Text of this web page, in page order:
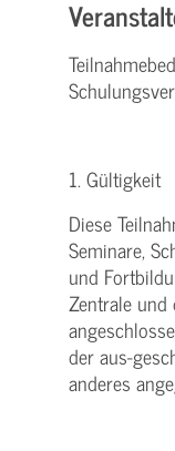
1. Gültigkeit
Diese
Seminare,
und
Zentrale und
der aus-
anderes